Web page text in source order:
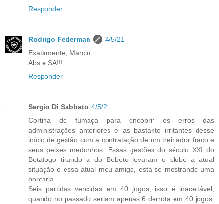
Responder
Rodrigo Federman
4/5/21
Exatamente, Marcio.
Abs e SA!!!
Responder
Sergio Di Sabbato 4/5/21
Cortina de fumaça para encobrir os erros das
administrações anteriores e as bastante irritantes desse
início de gestão com a contratação de um treinador fraco e
seus peixes medonhos. Essas gestões do século XXI do
Botafogo tirando a do Bebeto levaram o clube a atual
situação e essa atual meu amigo, está se mostrando uma
porcaria.
Seis partidas vencidas em 40 jogos, isso é inaceitável,
quando no passado seriam apenas 6 derrota em 40 jogos.